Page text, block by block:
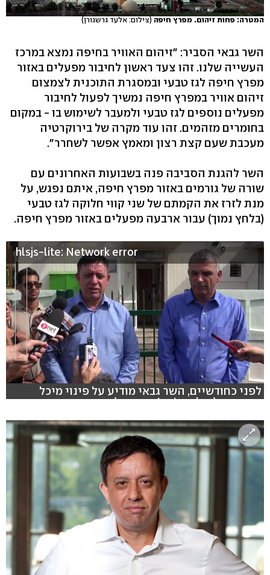
המטרה: פחות זיהום. מפרץ חיפה (צילום: אלעד גרשגורן)
השר גבאי הסביר: "זיהום האוויר בחיפה נמצא במרכז
העשייה שלנו. זהו צעד ראשון לחיבור מפעלים באזור
מפרץ חיפה לגז טבעי ובמסגרת התוכנית לצמצום
זיהום אוויר במפרץ חיפה נמשיך לפעול לחיבור
מפעלים נוספים לגז טבעי ולמעבר לשימוש בו - במקום
בחומרים מזהמים. זהו עוד מקרה של בירוקרטיה
מעכבת שעם קצת רצון ומאמץ אפשר לשחרר".
השר להגנת הסביבה פנה בשבועות האחרונים עם
שורה של גורמים באזור מפרץ חיפה, איתם נפגש, על
מנת לזרז את הקמתם של שני קווי חלוקה לגז טבעי
(בלחץ נמוך) עבור ארבעה מפעלים באזור מפרץ חיפה.
hlsjs-lite: Network error
לפני כחודשיים, השר גבאי מודיע על פינוי מיכל
האמוניה (צילום: ג'ורג' גינסברג)